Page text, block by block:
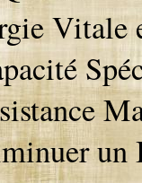
Vitale
un